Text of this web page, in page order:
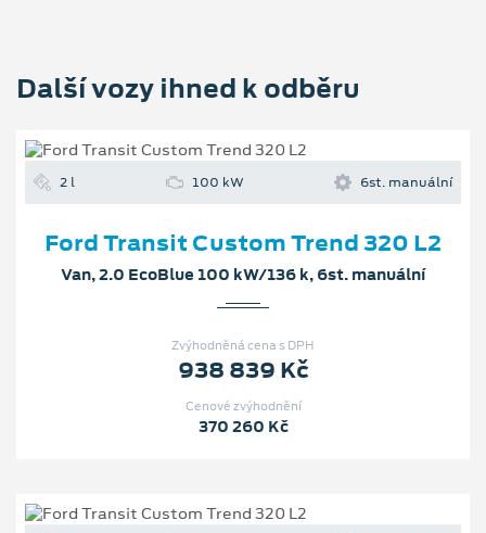
Další vozy ihned k odběru
2 l 100 kW 6st. manuální
Ford Transit Custom Trend 320 L2
Van, 2.0 EcoBlue 100 kW/136 k, 6st. manuální
Zvýhodněná cena s DPH
938 839 Kč
Cenové zvýhodnění
370 260 Kč